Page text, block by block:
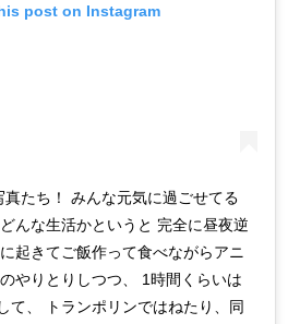
post on Instagram
真たち！ みんな元気に過ごせてる
んな生活かというと 完全に昼夜逆
起きてご飯作って食べながらアニ
やりとりしつつ、 1時間くらいは
て、 トランポリンではねたり、同